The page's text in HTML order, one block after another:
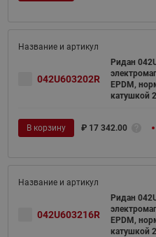
042U603202R
Ридан
EPDM,
катушкой
В корзину ₽ 17 342.00
042U603216R
Ридан
EPDM,
катушкой